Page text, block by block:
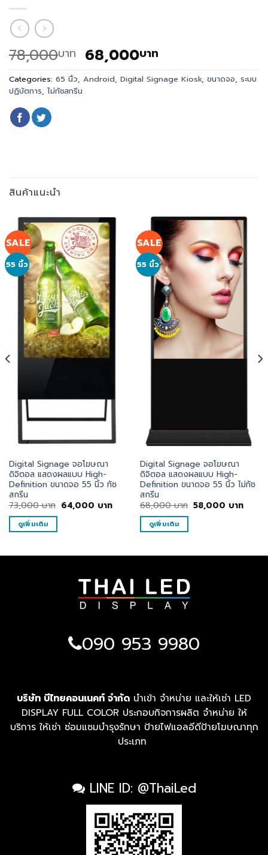
78,000บาท Original
price
was:
68,000บาท
price
is:
Categories: 65 นิ้ว, Android, Digital Signage Kiosk, ขนาดจอ, ระบบ
ปฏิบัตการ, ไม่ทัชสกรีน
สินค้าแนะนำ
SALE
55 นิ้ว
Digital Signage จอโฆษณา
ดิจิตอล แสดงผลแบบ High-
Definition ขนาดจอ 55 นิ้ว ทัช
สกรีน
73,000บาท Original
price
64,000 บาทCurrent
64,000
ดูเพิ่มเติม
SALE
55 นิ้ว
Digital Signage จอโฆษณา
ดิจิตอล แสดงผลแบบ High-
Definition ขนาดจอ 55 นิ้ว ไม่ทัช
สกรีน
68,000บาท Original
price
58,000 บาท
ดูเพิ่มเติม
090 953 9980
บริษัท บีไทยคอนเนคท์ จำกัด นำเข้า จำหน่าย และให้เช่า LED
DISPLAY FULL COLOR ประกอบกิจการผลิต จำหน่าย ให้
บริการ ให้เช่า ซ่อมแซมบำรุงรักษา ป้ายไฟแอลอีดีป้ายโฆษณาทุก
ประเภท
LINE ID: @ThaiLed